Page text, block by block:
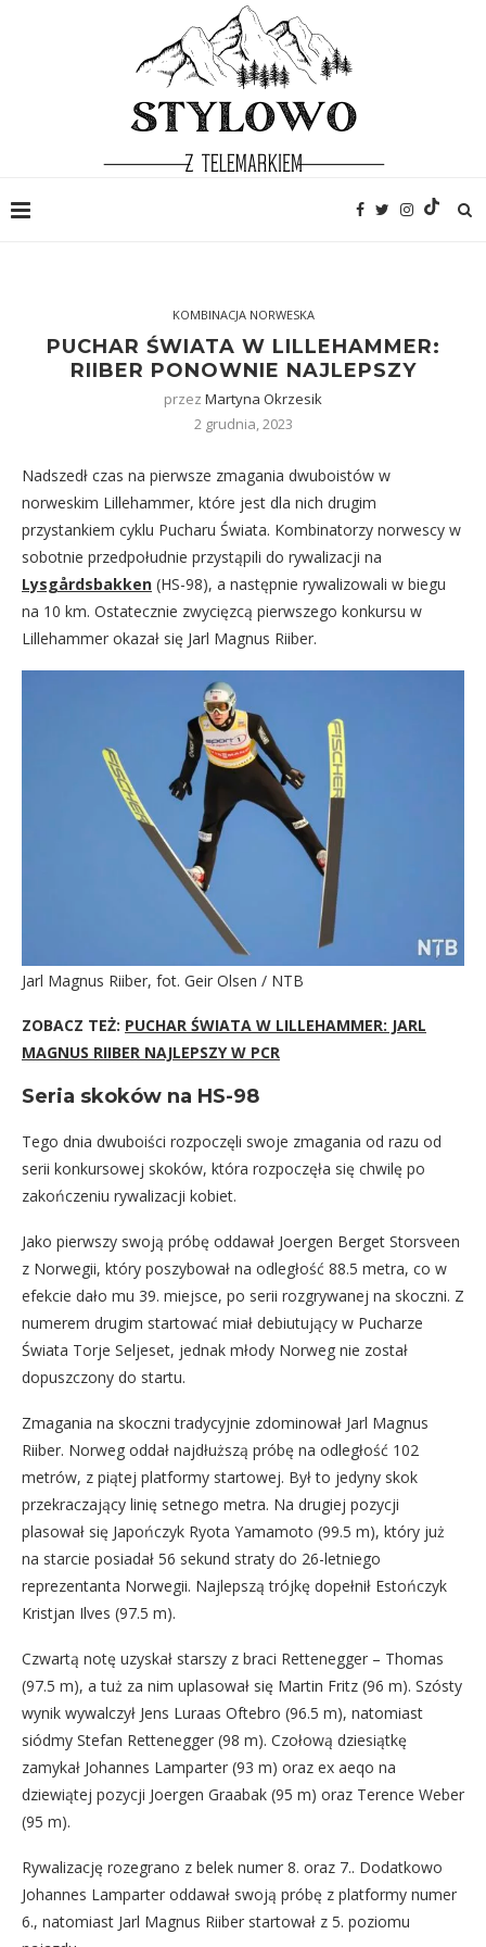
KOMBINACJA NORWESKA
PUCHAR ŚWIATA W LILLEHAMMER:
RIIBER PONOWNIE NAJLEPSZY
przez Martyna Okrzesik
2 grudnia, 2023
Nadszedł czas na pierwsze zmagania dwuboistów w
norweskim Lillehammer, które jest dla nich drugim
przystankiem cyklu Pucharu Świata. Kombinatorzy norwescy w
sobotnie przedpołudnie przystąpili do rywalizacji na
Lysgårdsbakken (HS-98), a następnie rywalizowali w biegu
na 10 km. Ostatecznie zwycięzcą pierwszego konkursu w
Lillehammer okazał się Jarl Magnus Riiber.
Jarl Magnus Riiber, fot. Geir Olsen / NTB
ZOBACZ TEŻ: PUCHAR ŚWIATA W LILLEHAMMER: JARL
MAGNUS RIIBER NAJLEPSZY W PCR
Seria skoków na HS-98
Tego dnia dwuboiści rozpoczęli swoje zmagania od razu od
serii konkursowej skoków, która rozpoczęła się chwilę po
zakończeniu rywalizacji kobiet.
Jako pierwszy swoją próbę oddawał Joergen Berget Storsveen
z Norwegii, który poszybował na odległość 88.5 metra, co w
efekcie dało mu 39. miejsce, po serii rozgrywanej na skoczni. Z
numerem drugim startować miał debiutujący w Pucharze
Świata Torje Seljeset, jednak młody Norweg nie został
dopuszczony do startu.
Zmagania na skoczni tradycyjnie zdominował Jarl Magnus
Riiber. Norweg oddał najdłuższą próbę na odległość 102
metrów, z piątej platformy startowej. Był to jedyny skok
przekraczający linię setnego metra. Na drugiej pozycji
plasował się Japończyk Ryota Yamamoto (99.5 m), który już
na starcie posiadał 56 sekund straty do 26-letniego
reprezentanta Norwegii. Najlepszą trójkę dopełnił Estończyk
Kristjan Ilves (97.5 m).
Czwartą notę uzyskał starszy z braci Rettenegger – Thomas
(97.5 m), a tuż za nim uplasował się Martin Fritz (96 m). Szósty
wynik wywalczył Jens Luraas Oftebro (96.5 m), natomiast
siódmy Stefan Rettenegger (98 m). Czołową dziesiątkę
zamykał Johannes Lamparter (93 m) oraz ex aeqo na
dziewiątej pozycji Joergen Graabak (95 m) oraz Terence Weber
(95 m).
Rywalizację rozegrano z belek numer 8. oraz 7.. Dodatkowo
Johannes Lamparter oddawał swoją próbę z platformy numer
6., natomiast Jarl Magnus Riiber startował z 5. poziomu